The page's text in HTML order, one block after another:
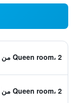
Queen room، 2 من أسرّة الكوين
Queen room، 2 من أسرّة الكوين